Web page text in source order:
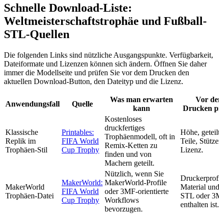
Schnelle Download-Liste:
Weltmeisterschaftstrophäe und Fußball-
STL-Quellen
Die folgenden Links sind nützliche Ausgangspunkte. Verfügbarkeit,
Dateiformate und Lizenzen können sich ändern. Öffnen Sie daher
immer die Modellseite und prüfen Sie vor dem Drucken den
aktuellen Download-Button, den Dateityp und die Lizenz.
Anwendungsfall Quelle
Was man erwarten
kann
Vor
Drucken
Klassische
Replik im
Trophäen-Stil
Printables:
FIFA World
Cup Trophy
Kostenloses
druckfertiges
Trophäenmodell, oft in
Remix-Ketten zu
finden und von
Machern geteilt.
Höhe,
Teile,
Lizenz.
MakerWorld
Trophäen-Datei
MakerWorld:
FIFA World
Cup Trophy
Nützlich, wenn Sie
MakerWorld-Profile
oder 3MF-orientierte
Workflows
bevorzugen.
Material
STL oder
enthalten ist.